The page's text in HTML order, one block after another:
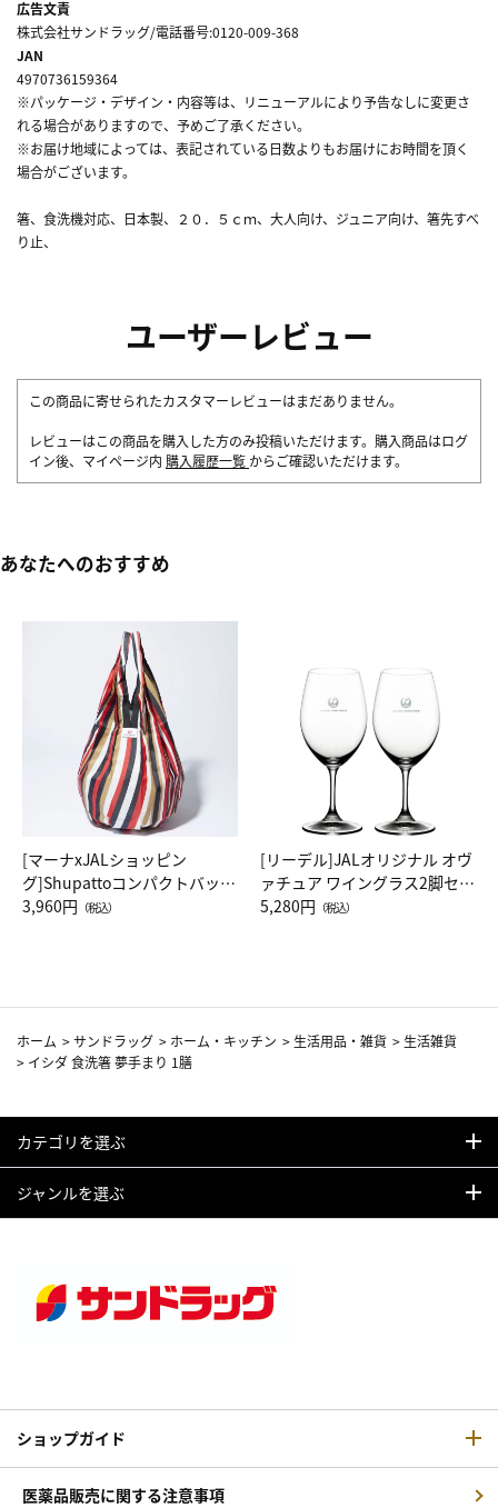
広告文責
株式会社サンドラッグ/電話番号:0120-009-368
JAN
4970736159364
※パッケージ・デザイン・内容等は、リニューアルにより予告なしに変更さ
れる場合がありますので、予めご了承ください。
※お届け地域によっては、表記されている日数よりもお届けにお時間を頂く
場合がございます。
箸、食洗機対応、日本製、２０．５ｃｍ、大人向け、ジュニア向け、箸先すべ
り止、
ユーザーレビュー
この商品に寄せられたカスタマーレビューはまだありません。
レビューはこの商品を購入した方のみ投稿いただけます。購入商品はログ
イン後、マイページ内 購入履歴一覧 からご確認いただけます。
あなたへのおすすめ
[マーナxJALショッピン
グ]Shupattoコンパクトバッグ
Drop JAL客室乗務員（LC）ス
3,960円 （税込）
[リーデル]JALオリジナル オヴ
ァチュア ワイングラス2脚セッ
ト（レッドワイン）
5,280円 （税込）
ホーム >サンドラッグ > ホーム・キッチン > 生活用品・雑貨 > 生活雑貨
> イシダ 食洗箸 夢手まり 1膳
カテゴリを選ぶ
ジャンルを選ぶ
ショップガイド
医薬品販売に関する注意事項